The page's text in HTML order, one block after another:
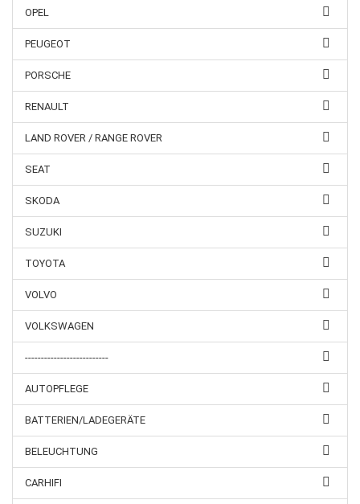
OPEL
PEUGEOT
PORSCHE
RENAULT
LAND ROVER / RANGE ROVER
SEAT
SKODA
SUZUKI
TOYOTA
VOLVO
VOLKSWAGEN
--------------------------
AUTOPFLEGE
BATTERIEN/LADEGERÄTE
BELEUCHTUNG
CARHIFI